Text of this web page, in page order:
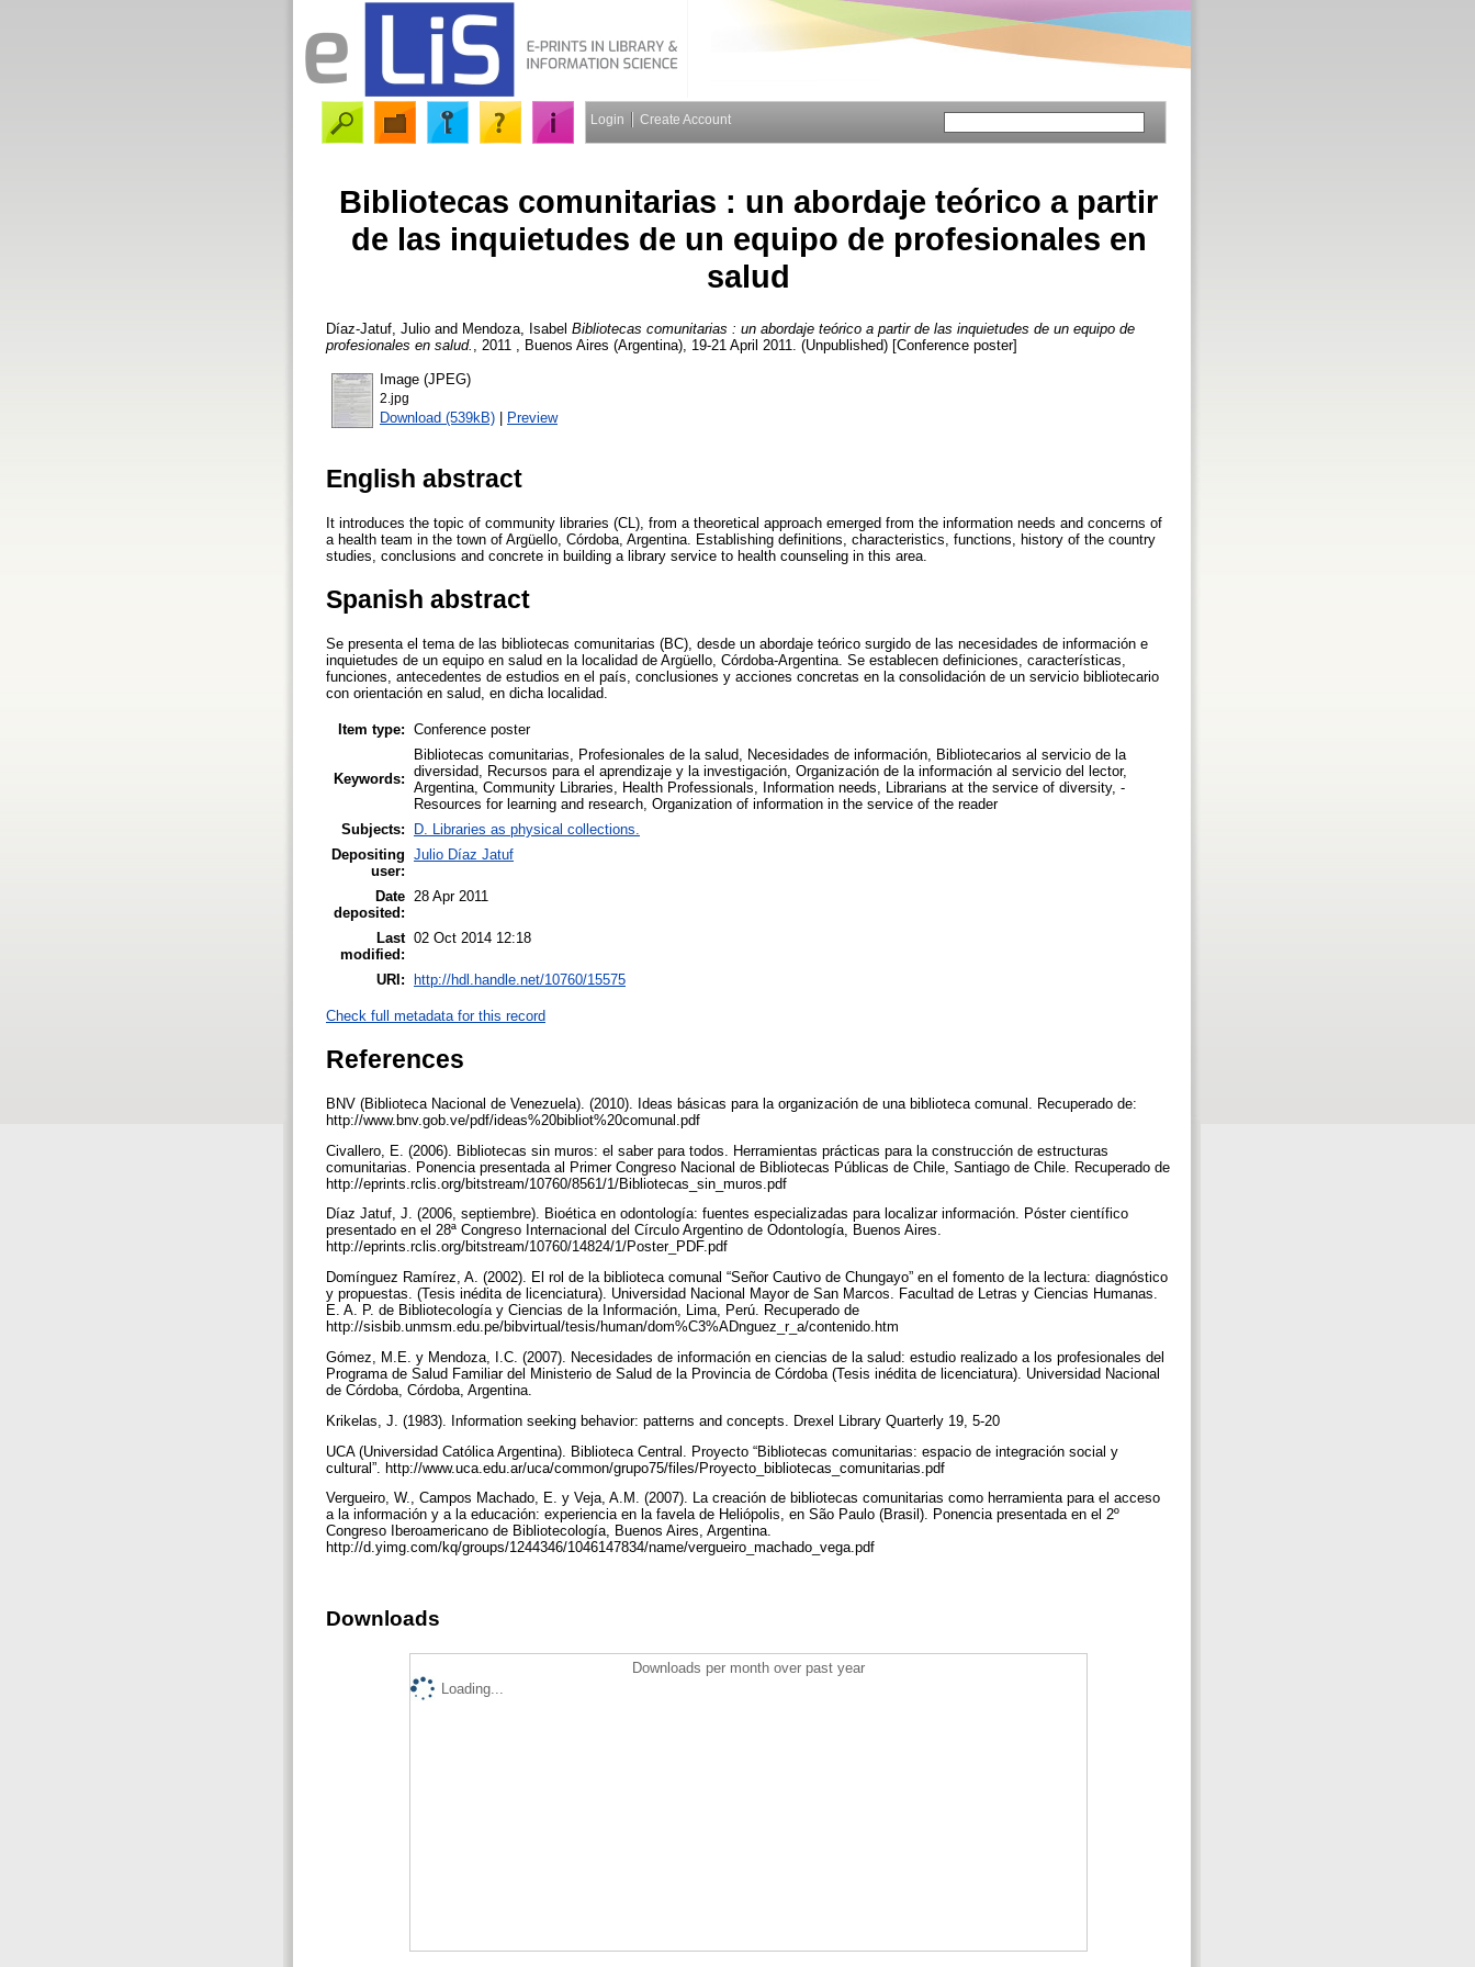
Login Create Account
Bibliotecas comunitarias : un abordaje teórico a partir
de las inquietudes de un equipo de profesionales en
salud
Díaz-Jatuf, Julio and Mendoza, Isabel Bibliotecas comunitarias : un abordaje teórico a partir de las inquietudes de un equipo de
profesionales en salud.
, 2011 , Buenos Aires (Argentina), 19-21 April 2011. (Unpublished) [Conference poster]
Image (JPEG)
2.jpg
Download (539kB) | Preview
English abstract
It introduces the topic of community libraries (CL), from a theoretical approach emerged from the information needs and concerns of
a health team in the town of Argüello, Córdoba, Argentina. Establishing definitions, characteristics, functions, history of the country
studies, conclusions and concrete in building a library service to health counseling in this area.
Spanish abstract
Se presenta el tema de las bibliotecas comunitarias (BC), desde un abordaje teórico surgido de las necesidades de información e
inquietudes de un equipo en salud en la localidad de Argüello, Córdoba-Argentina. Se establecen definiciones, características,
funciones, antecedentes de estudios en el país, conclusiones y acciones concretas en la consolidación de un servicio bibliotecario
con orientación en salud, en dicha localidad.
Item type: Conference poster
Keywords:
Bibliotecas comunitarias, Profesionales de la salud, Necesidades de información, Bibliotecarios al servicio de la
diversidad, Recursos para el aprendizaje y la investigación, Organización de la información al servicio del lector,
Argentina, Community Libraries, Health Professionals, Information needs, Librarians at the service of diversity, -
Resources for learning and research, Organization of information in the service of the reader
Subjects:
D. Libraries as physical collections.
Depositing
user:
Julio Díaz Jatuf
Date
deposited:
28 Apr 2011
Last
modified:
02 Oct 2014 12:18
URI: http://hdl.handle.net/10760/15575
Check full metadata for this record
References
BNV (Biblioteca Nacional de Venezuela). (2010). Ideas básicas para la organización de una biblioteca comunal. Recuperado de:
http://www.bnv.gob.ve/pdf/ideas%20bibliot%20comunal.pdf
Civallero, E. (2006). Bibliotecas sin muros: el saber para todos. Herramientas prácticas para la construcción de estructuras
comunitarias. Ponencia presentada al Primer Congreso Nacional de Bibliotecas Públicas de Chile, Santiago de Chile. Recuperado de
http://eprints.rclis.org/bitstream/10760/8561/1/Bibliotecas_sin_muros.pdf
Díaz Jatuf, J. (2006, septiembre). Bioética en odontología: fuentes especializadas para localizar información. Póster científico
presentado en el 28ª Congreso Internacional del Círculo Argentino de Odontología, Buenos Aires.
http://eprints.rclis.org/bitstream/10760/14824/1/Poster_PDF.pdf
Domínguez Ramírez, A. (2002). El rol de la biblioteca comunal “Señor Cautivo de Chungayo” en el fomento de la lectura: diagnóstico
y propuestas. (Tesis inédita de licenciatura). Universidad Nacional Mayor de San Marcos. Facultad de Letras y Ciencias Humanas.
E. A. P. de Bibliotecología y Ciencias de la Información, Lima, Perú. Recuperado de
http://sisbib.unmsm.edu.pe/bibvirtual/tesis/human/dom%C3%ADnguez_r_a/contenido.htm
Gómez, M.E. y Mendoza, I.C. (2007). Necesidades de información en ciencias de la salud: estudio realizado a los profesionales del
Programa de Salud Familiar del Ministerio de Salud de la Provincia de Córdoba (Tesis inédita de licenciatura). Universidad Nacional
de Córdoba, Córdoba, Argentina.
Krikelas, J. (1983). Information seeking behavior: patterns and concepts. Drexel Library Quarterly 19, 5-20
UCA (Universidad Católica Argentina). Biblioteca Central. Proyecto “Bibliotecas comunitarias: espacio de integración social y
cultural”. http://www.uca.edu.ar/uca/common/grupo75/files/Proyecto_bibliotecas_comunitarias.pdf
Vergueiro, W., Campos Machado, E. y Veja, A.M. (2007). La creación de bibliotecas comunitarias como herramienta para el acceso
a la información y a la educación: experiencia en la favela de Heliópolis, en São Paulo (Brasil). Ponencia presentada en el 2º
Congreso Iberoamericano de Bibliotecología, Buenos Aires, Argentina.
http://d.yimg.com/kq/groups/1244346/1046147834/name/vergueiro_machado_vega.pdf
Downloads
Downloads per month over past year
Loading...